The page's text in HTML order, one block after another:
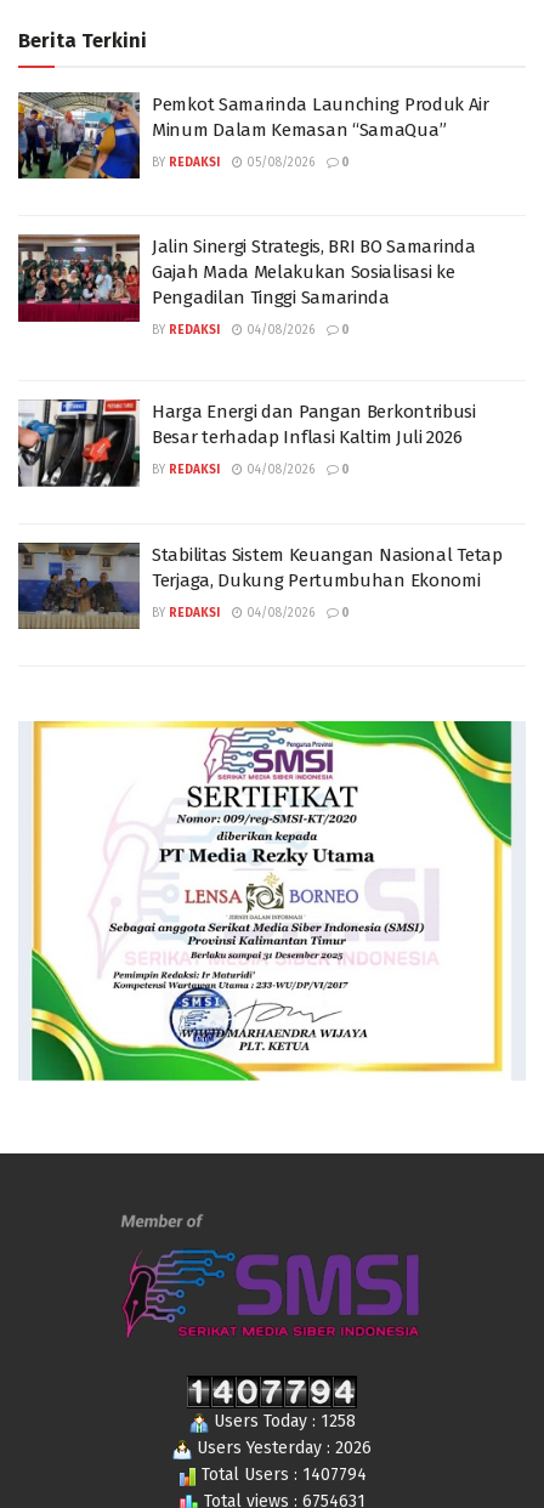
Berita Terkini
Pemkot Samarinda Launching Produk Air
Minum Dalam Kemasan “SamaQua”
BY REDAKSI 05/08/2026 0
Jalin Sinergi Strategis, BRI BO Samarinda
Gajah Mada Melakukan Sosialisasi ke
Pengadilan Tinggi Samarinda
BY REDAKSI 04/08/2026 0
Harga Energi dan Pangan Berkontribusi
Besar terhadap Inflasi Kaltim Juli 2026
BY REDAKSI 04/08/2026 0
Stabilitas Sistem Keuangan Nasional Tetap
Terjaga, Dukung Pertumbuhan Ekonomi
BY REDAKSI 04/08/2026 0
Users Today : 1258
Users Yesterday : 2026
Total Users : 1407794
Total views : 6754631